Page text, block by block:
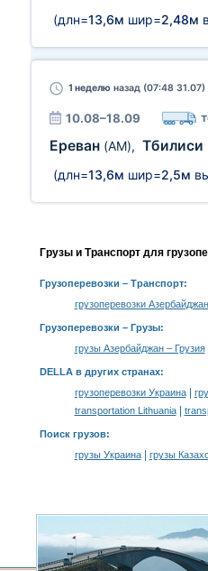
(длн=13,6м шир=2,48м
1 неделю назад (07:48 31.07)
10.08–18.09
Ереван (AM), Тбилиси
(длн=13,6м шир=2,5м
Грузы и Транспорт для
Грузоперевозки – Транспорт:
грузоперевозки
Грузоперевозки – Грузы:
грузы Азербайджан – Грузия|
DELLA в других странах:
грузоперевозки Украина|
transportation Lithuania|
Поиск грузов:
грузы Украина| грузы